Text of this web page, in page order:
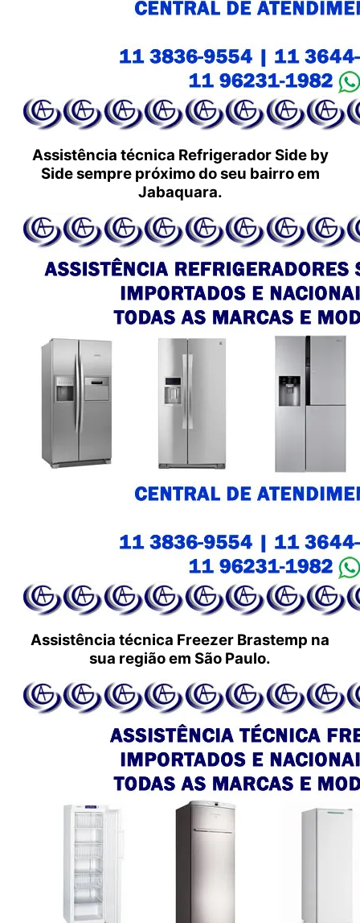
Assistência técnica Refrigerador Side by
Side sempre próximo do seu bairro em
Jabaquara.
Assistência técnica Freezer Brastemp na
sua região em São Paulo.